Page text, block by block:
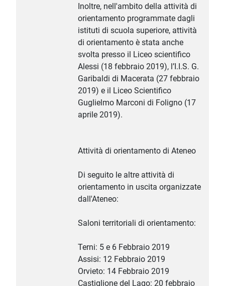
Inoltre, nell'ambito della attività di
orientamento programmate dagli
istituti di scuola superiore, attività
di orientamento è stata anche
svolta presso il Liceo scientifico
Alessi (18 febbraio 2019), l’I.I.S. G.
Garibaldi di Macerata (27 febbraio
2019) e il Liceo Scientifico
Guglielmo Marconi di Foligno (17
aprile 2019).
Attività di orientamento di Ateneo
Di seguito le altre attività di
orientamento in uscita organizzate
dall'Ateneo:
Saloni territoriali di orientamento:
Terni: 5 e 6 Febbraio 2019
Assisi: 12 Febbraio 2019
Orvieto: 14 Febbraio 2019
Castiglione del Lago: 20 febbraio